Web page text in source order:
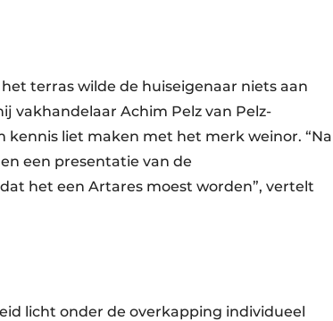
terras wilde de huiseigenaar niets aan
vakhandelaar Achim Pelz van Pelz-
liet maken met het merk weinor. “Na
een presentatie van de
het een Artares moest worden”, vertelt
licht onder de overkapping individueel